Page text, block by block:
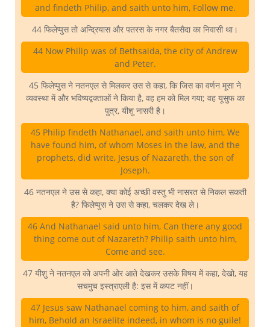
and findeth Philip, and saith unto him, Follow me.
44 फिलेप्पुस तो अन्द्रियास और पतरस के नगर बैतसैदा का निवासी था।
44 Now Philip was of Bethsaida, the city of Andrew
and Peter.
45 फिलेप्पुस ने नतनएल से मिलकर उस से कहा, कि जिस का वर्णन मूसा ने
व्यवस्था में और भविष्यद्वक्ताओं ने किया है, वह हम को मिल गया; वह यूसुफ का
पुत्र, यीशु नासरी है।
45 Philip findeth Nathanael, and saith unto him, We
have found him, of whom Moses in the law, and the
prophets, did write, Jesus of Nazareth, the son of
Joseph.
46 नतनएल ने उस से कहा, क्या कोई अच्छी वस्तु भी नासरत से निकल सकती
है? फिलेप्पुस ने उस से कहा, चलकर देख ले।
46 And Nathanael said unto him, Can there any good
thing come out of Nazareth? Philip saith unto him,
Come and see.
47 यीशु ने नतनएल को अपनी ओर आते देखकर उसके विषय में कहा, देखो, यह
सचमुच इस्त्राएली है: इस में कपट नहीं।
47 Jesus saw Nathanael coming to him, and saith of
him, Behold an Israelite indeed, in whom is no guile!